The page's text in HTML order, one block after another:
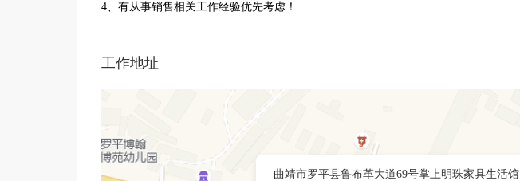
4、有从事销售相关工作经验优先考虑！
工作地址
曲靖市罗平县鲁布革大道69号掌上明珠家具生活馆